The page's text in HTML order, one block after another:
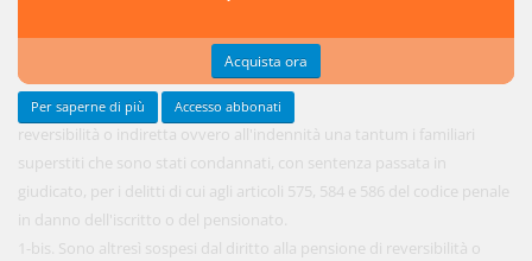
reversibilità o indiretta ovvero all'indennità una tantum i familiari
superstiti che sono stati condannati, con sentenza passata in
giudicato, per i delitti di cui agli articoli 575, 584 e 586 del codice penale
in danno dell'iscritto o del pensionato.
1-bis. Sono altresì sospesi dal diritto alla pensione di reversibilità o
Acquista ora
Per saperne di più Accesso abbonati